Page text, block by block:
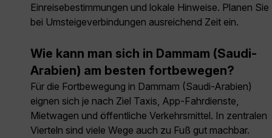
Einreisebestimmungen und lokale Hinweise. Planen Sie
bei Umsteigeverbindungen ausreichend Zeit ein.
Wie kann man sich in Dammam (Saudi-
Arabien) am besten fortbewegen?
Für die Fortbewegung in Dammam (Saudi-Arabien)
eignen sich je nach Ziel Taxis, App-Fahrdienste,
Mietwagen und öffentliche Verkehrsmittel. In zentralen
Vierteln sind viele Wege auch zu Fuß gut machbar.